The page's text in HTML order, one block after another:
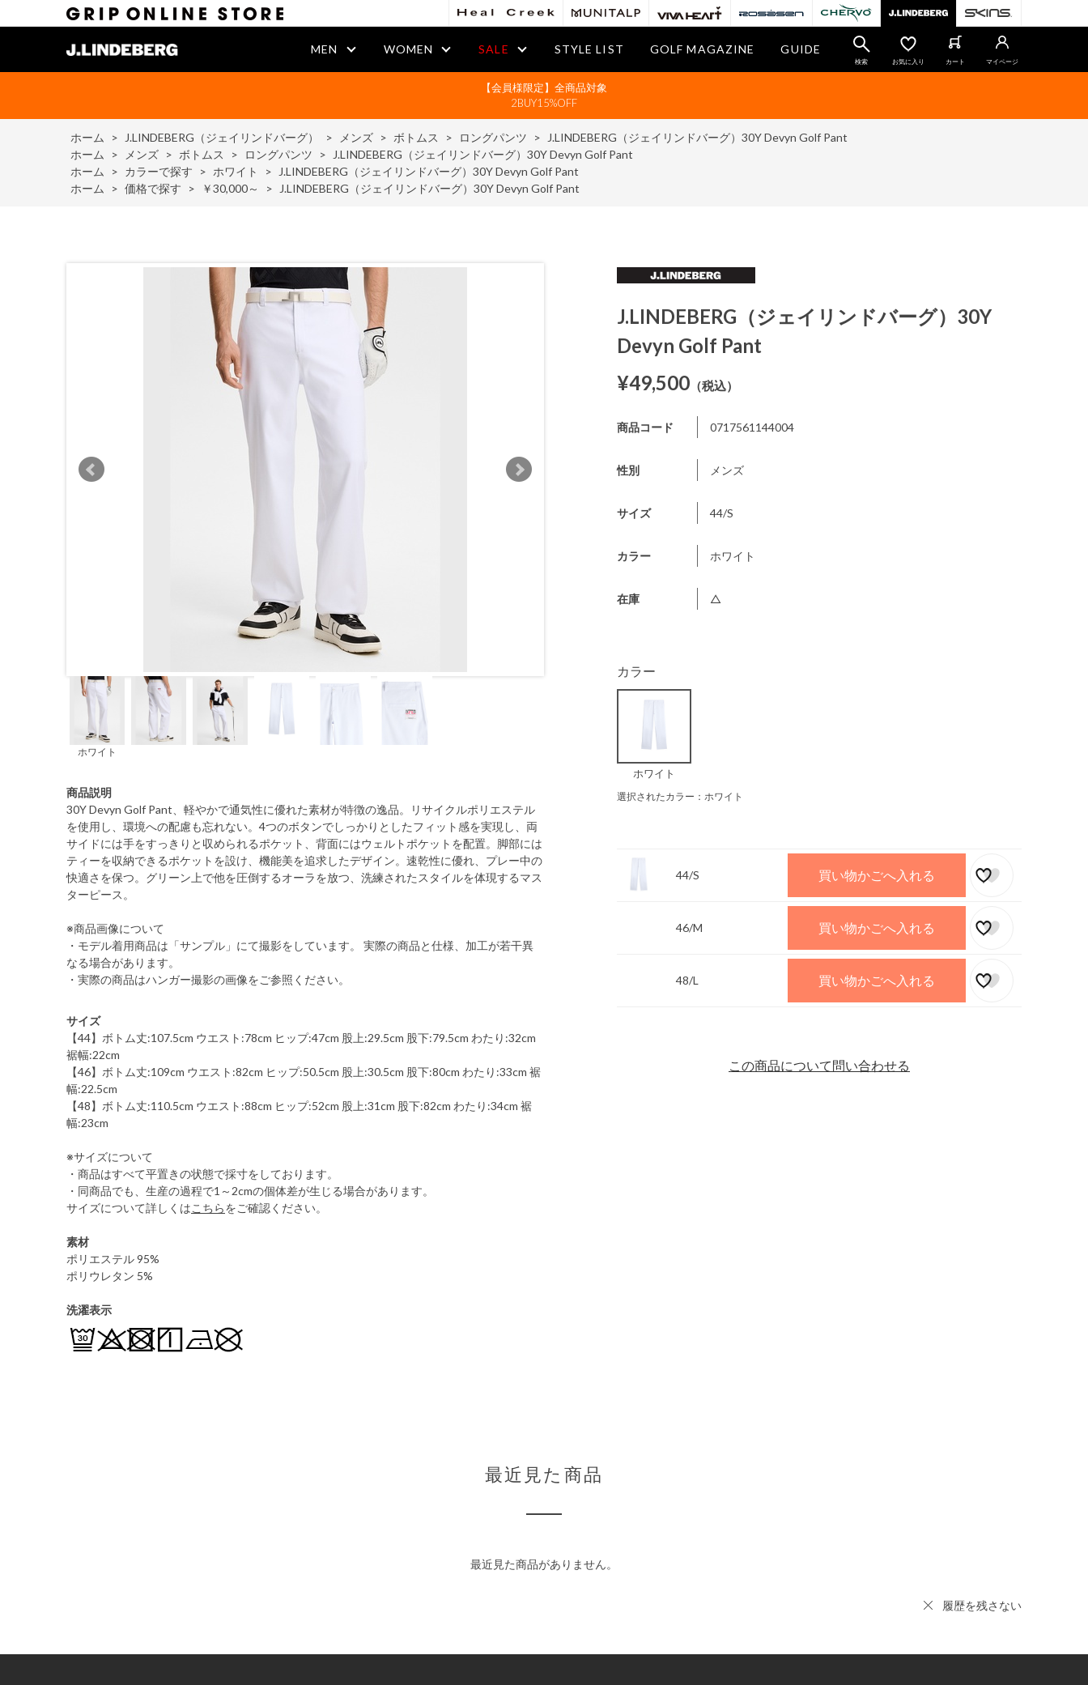
MEN WOMEN SALE STYLE LIST GOLF MAGAZINE GUIDE
検索 お気に入り カート マイページ
【会員様限定】全商品対象
2BUY15%OFF
ホーム > J.LINDEBERG（ジェイリンドバーグ） > メンズ > ボトムス > ロングパンツ >
J.LINDEBERG（ジェイリンドバーグ）30Y Devyn Golf Pant
ホーム
> メンズ > ボトムス > ロングパンツ >
J.LINDEBERG（ジェイリンドバーグ）30Y Devyn Golf Pant
ホーム
> カラーで探す > ホワイト >
J.LINDEBERG（ジェイリンドバーグ）30Y Devyn Golf Pant
ホーム
> 価格で探す > ￥30,000～ > J.LINDEBERG（ジェイリンドバーグ）30Y Devyn Golf Pant
ホワイト
商品説明
30Y Devyn Golf Pant、軽やかで通気性に優れた素材が特徴の逸品。リサイクルポリエステル
を使用し、環境への配慮も忘れない。4つのボタンでしっかりとしたフィット感を実現し、両
サイドには手をすっきりと収められるポケット、背面にはウェルトポケットを配置。脚部には
ティーを収納できるポケットを設け、機能美を追求したデザイン。速乾性に優れ、プレー中の
快適さを保つ。グリーン上で他を圧倒するオーラを放つ、洗練されたスタイルを体現するマス
ターピース。
※商品画像について
・モデル着用商品は「サンプル」にて撮影をしています。 実際の商品と仕様、加工が若干異
なる場合があります。
・実際の商品はハンガー撮影の画像をご参照ください。
サイズ
【44】ボトム丈:107.5cm ウエスト:78cm ヒップ:47cm 股上:29.5cm 股下:79.5cm わたり:32cm
裾幅:22cm
【46】ボトム丈:109cm ウエスト:82cm ヒップ:50.5cm 股上:30.5cm 股下:80cm わたり:33cm 裾
幅:22.5cm
【48】ボトム丈:110.5cm ウエスト:88cm ヒップ:52cm 股上:31cm 股下:82cm わたり:34cm 裾
幅:23cm
※サイズについて
・商品はすべて平置きの状態で採寸をしております。
・同商品でも、生産の過程で1～2cmの個体差が生じる場合があります。
サイズについて詳しくはこちらをご確認ください。
素材
ポリエステル 95%
ポリウレタン 5%
洗濯表示
J.LINDEBERG（ジェイリンドバーグ）30Y
Devyn Golf Pant
¥49,500 （税込）
商品コード 0717561144004
性別 メンズ
サイズ 44/S
カラー ホワイト
在庫 △
カラー
ホワイト
選択されたカラー：ホワイト
44/S 買い物かごへ入れる
46/M 買い物かごへ入れる
48/L 買い物かごへ入れる
この商品について問い合わせる
最近見た商品
最近見た商品がありません。
履歴を残さない